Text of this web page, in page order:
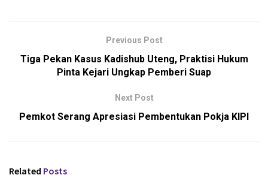
Previous Post
Tiga Pekan Kasus Kadishub Uteng, Praktisi Hukum
Pinta Kejari Ungkap Pemberi Suap
Next Post
Pemkot Serang Apresiasi Pembentukan Pokja KIPI
Related Posts